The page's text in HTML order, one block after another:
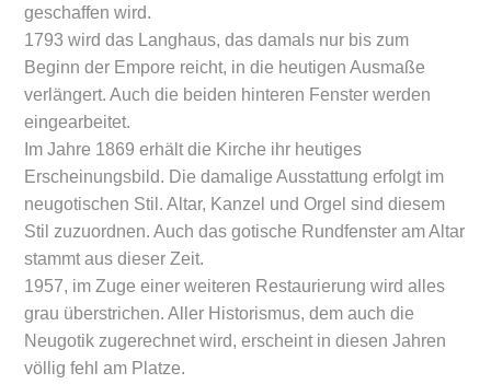
geschaffen wird.
1793 wird das Langhaus, das damals nur bis zum
Beginn der Empore reicht, in die heutigen Ausmaße
verlängert. Auch die beiden hinteren Fenster werden
eingearbeitet.
Im Jahre 1869 erhält die Kirche ihr heutiges
Erscheinungsbild. Die damalige Ausstattung erfolgt im
neugotischen Stil. Altar, Kanzel und Orgel sind diesem
Stil zuzuordnen. Auch das gotische Rundfenster am Altar
stammt aus dieser Zeit.
1957, im Zuge einer weiteren Restaurierung wird alles
grau überstrichen. Aller Historismus, dem auch die
Neugotik zugerechnet wird, erscheint in diesen Jahren
völlig fehl am Platze.